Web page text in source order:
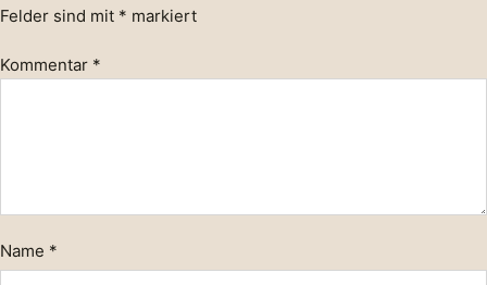
Felder sind mit * markiert
Kommentar *
Name *